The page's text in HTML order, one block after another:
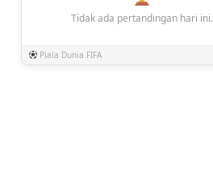
Tidak ada pertandingan hari ini.
Piala Dunia FIFA